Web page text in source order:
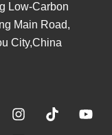
Low-Carbon
Main Road,
City,China
I
n
T
i
Y
o
L
i